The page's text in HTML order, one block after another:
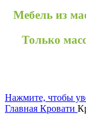
Мебель из
Только
Нажмите, чтобы
Главная Кровати